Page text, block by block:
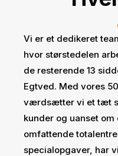
Vi er et dedikeret
hvor størstedelen
de resterende 13
Egtved. Med vores
værdsætter vi et tæt
kunder og uanset
omfattende
specialopgaver, har